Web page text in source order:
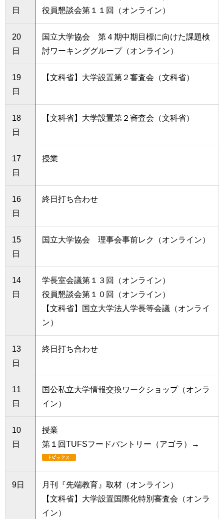
日
役員懇談会第１１回（オンライン）
20
日
国立大学協会 第４期中期目標に向けた課題検
討ワーキンググループ（オンライン）
19
日
【文科省】大学設置第２審査会（文科省）
18
日
【文科省】大学設置第２審査会（文科省）
17
日
授業
16
日
終日打ち合わせ
15
日
国立大学協会 理事会事前レク（オンライン）
14
日
学長室会議第１３回（オンライン）
役員懇談会第１０回（オンライン）
【文科省】国立大学法人学長等会議（オンライ
ン）
13
日
終日打ち合わせ
11
日
国公私立大学情報交換ワークショップ（オンラ
イン）
10
日
授業
第１回TUFSフードパントリー（アゴラ）→
9日
月刊『先端教育』取材（オンライン）
【文科省】大学設置国際化特別審査会（オンラ
イン）